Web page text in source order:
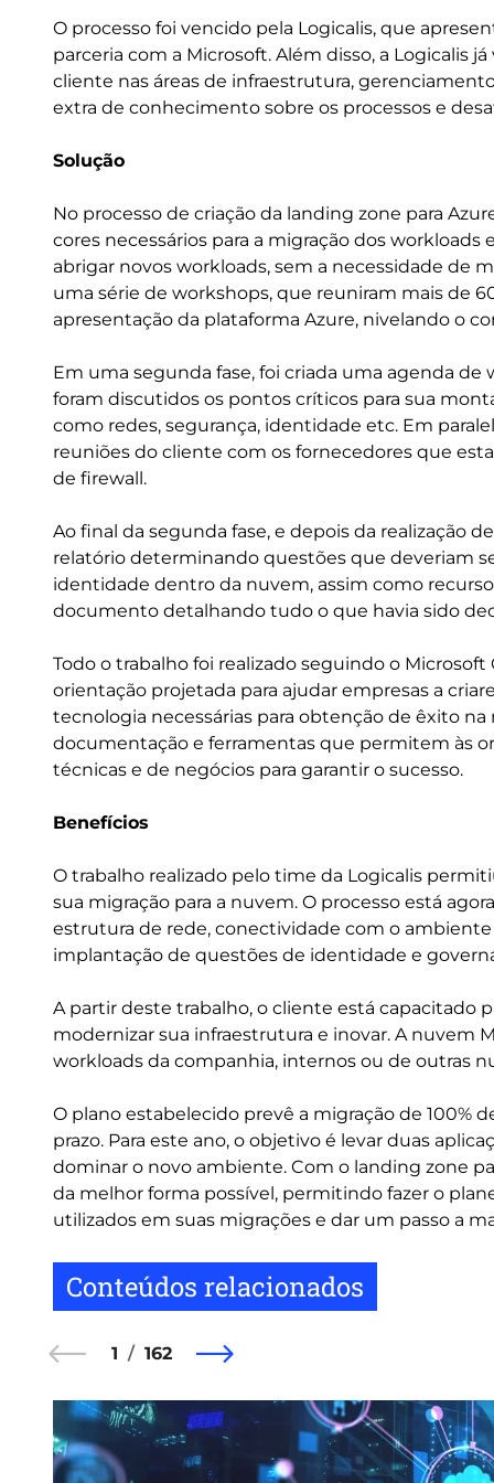
O processo foi vencido pela Logicalis, que
parceria com a Microsoft. Além disso, a Logicalis
cliente nas áreas de infraestrutura,
extra de conhecimento sobre os processos e
Solução
No processo de criação da landing zone para
cores necessários para a migração dos
abrigar novos workloads, sem a necessidade de
uma série de workshops, que reuniram mais de
apresentação da plataforma Azure, nivelando o
Em uma segunda fase, foi criada uma agenda
foram discutidos os pontos críticos para sua
como redes, segurança, identidade etc. Em
reuniões do cliente com os fornecedores que
de firewall.
Ao final da segunda fase, e depois da realização
relatório determinando questões que deveriam
identidade dentro da nuvem, assim como
documento detalhando tudo o que havia sido
Todo o trabalho foi realizado seguindo o
orientação projetada para ajudar empresas a
tecnologia necessárias para obtenção de êxito
documentação e ferramentas que permitem às
técnicas e de negócios para garantir o sucesso.
Benefícios
O trabalho realizado pelo time da Logicalis
sua migração para a nuvem. O processo está
estrutura de rede, conectividade com o
implantação de questões de identidade e
A partir deste trabalho, o cliente está capacitado
modernizar sua infraestrutura e inovar. A nuvem
workloads da companhia, internos ou de outras
O plano estabelecido prevê a migração de 100%
prazo. Para este ano, o objetivo é levar duas
dominar o novo ambiente. Com o landing zone
da melhor forma possível, permitindo fazer o
utilizados em suas migrações e dar um passo a
Conteúdos relacionados
1 162